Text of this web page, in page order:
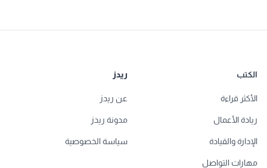
الكتب
الأكثر قراءة
ريادة الأعمال
الإدارة والقيادة
مهارات التواصل
ريدز
عن ريدز
مدونة ريدز
سياسة الخصوصية